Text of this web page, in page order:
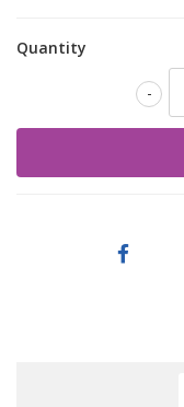
Quantity
-